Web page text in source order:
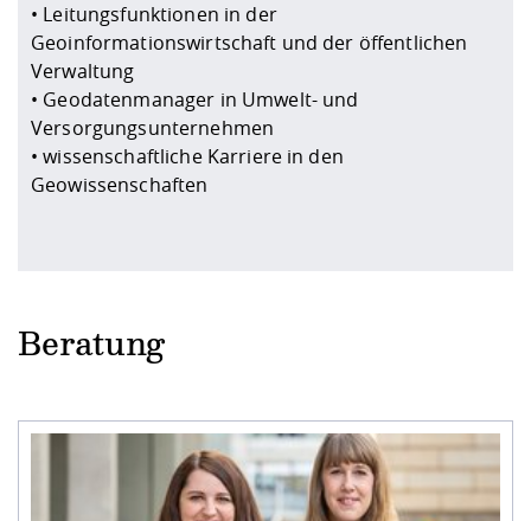
• Leitungsfunktionen in der
Geoinformationswirtschaft und der öffentlichen
Verwaltung
• Geodatenmanager in Umwelt- und
Versorgungsunternehmen
• wissenschaftliche Karriere in den
Geowissenschaften
Beratung